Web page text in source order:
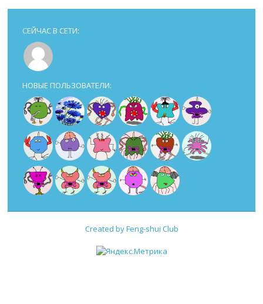
СЕЙЧАС В СЕТИ:
НОВЫЕ ПОЛЬЗОВАТЕЛИ:
Created by Feng-shui Club